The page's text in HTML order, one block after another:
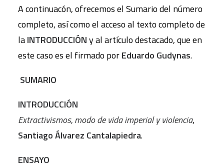
A continuacón, ofrecemos el Sumario del número
completo, así como el acceso al texto completo de
laINTRODUCCIÓNy al artículo destacado, que en
este caso es el firmado porEduardo Gudynas.
SUMARIO
INTRODUCCIÓN
Extractivismos, modo de vida imperial y violencia,
Santiago Álvarez Cantalapiedra.
ENSAYO